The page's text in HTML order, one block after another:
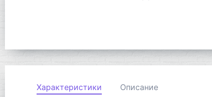
Характеристики Описание